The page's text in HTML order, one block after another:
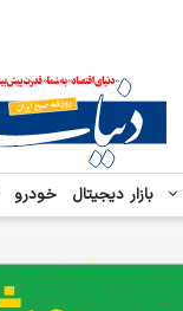
بازار دیجیتال خودرو